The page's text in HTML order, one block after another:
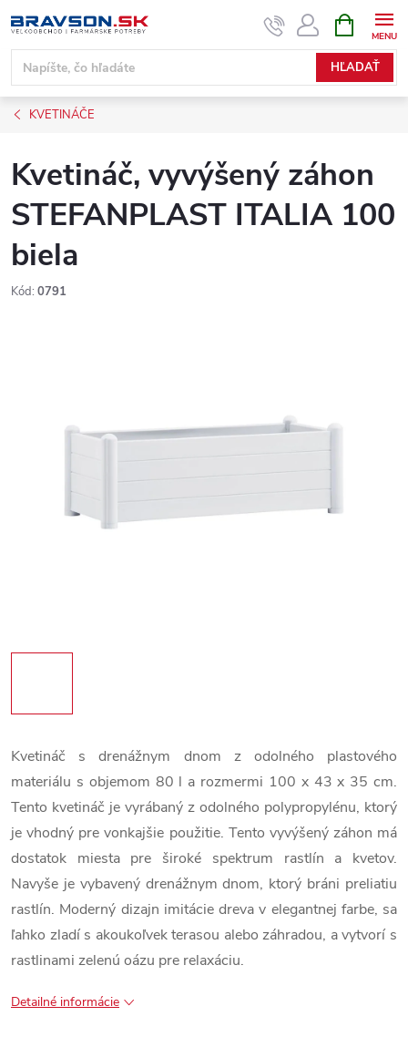
na
obsah
HĽADAŤ
KOŠÍK
KVETINÁČE
Kvetináč, vyvýšený záhon
STEFANPLAST ITALIA 100
biela
Kód: 0791
Kvetináč s drenážnym dnom z odolného plastového
materiálu s objemom 80 l a rozmermi 100 x 43 x 35 cm.
Tento kvetináč je vyrábaný z odolného polypropylénu, ktorý
je vhodný pre vonkajšie použitie. Tento vyvýšený záhon má
dostatok miesta pre široké spektrum rastlín a kvetov.
Navyše je vybavený drenážnym dnom, ktorý bráni preliatiu
rastlín. Moderný dizajn imitácie dreva v elegantnej farbe, sa
ľahko zladí s akoukoľvek terasou alebo záhradou, a vytvorí s
rastlinami zelenú oázu pre relaxáciu.
Detailné informácie